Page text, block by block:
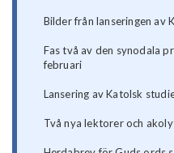
Bilder från lanseringen av
Fas två av den synodala
februari
Lansering av Katolsk
Två nya lektorer och